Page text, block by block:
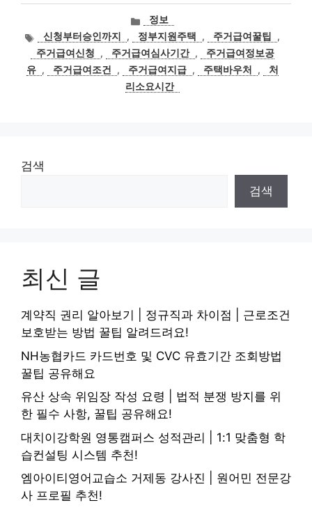
카
테
고
리
정보
태
그
신청부터승인까지 , 정부지원주택 , 주거급여꿀팁
,
주거급여신청
, 주거급여심사기간 ,
주거급여정보공
유 , 주거급여조건 , 주거급여지급 , 주택바우처 ,
처
리소요시간
검색
검색
최신 글
계약직 권리 알아보기 | 정규직과 차이점 | 근로조건
보호받는 방법 꿀팁 알려드려요!
NH농협카드 카드번호 및 CVC 유효기간 조회방법
꿀팁 공유해요
유산 상속 위임장 작성 요령 | 법적 분쟁 방지를 위
한 필수 사항, 꿀팁 공유해요!
대치이강학원 영통캠퍼스 성적관리 | 1:1 맞춤형 학
습컨설팅 시스템 추천!
엠아이티영어교습소 거제동 강사진 | 원어민 전문강
사 프로필 추천!